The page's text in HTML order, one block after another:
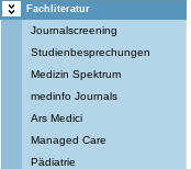
Fachliteratur
Journalscreening
Studienbesprechungen
Medizin Spektrum
medinfo Journals
Ars Medici
Managed Care
Pädiatrie